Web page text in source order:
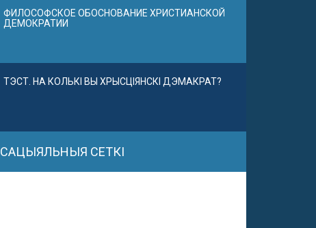
ФИЛОСОФСКОЕ ОБОСНОВАНИЕ ХРИСТИАНСКОЙ
ДЕМОКРАТИИ
ТЭСТ. НА КОЛЬКІ ВЫ ХРЫСЦІЯНСКІ ДЭМАКРАТ?
САЦЫЯЛЬНЫЯ СЕТКІ